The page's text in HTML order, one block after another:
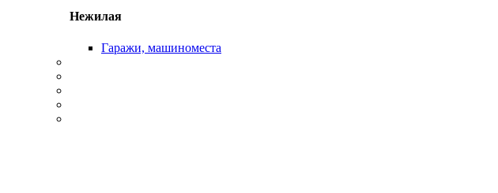
Нежилая
Гаражи, машиноместа